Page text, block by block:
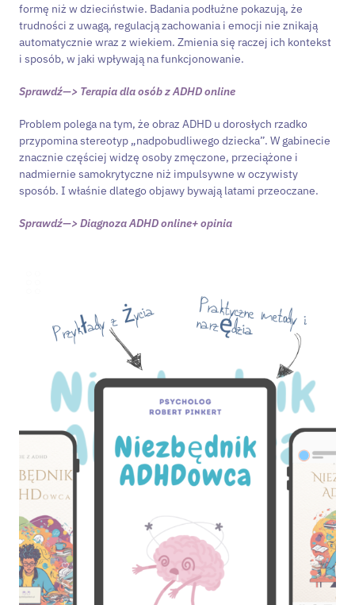
formę niż w dzieciństwie. Badania podłużne pokazują, że
trudności z uwagą, regulacją zachowania i emocji nie znikają
automatycznie wraz z wiekiem. Zmienia się raczej ich kontekst
i sposób, w jaki wpływają na funkcjonowanie.
Sprawdź—> Terapia dla osób z ADHD online
Problem polega na tym, że obraz ADHD u dorosłych rzadko
przypomina stereotyp „nadpobudliwego dziecka”. W gabinecie
znacznie częściej widzę osoby zmęczone, przeciążone i
nadmiernie samokrytyczne niż impulsywne w oczywisty
sposób. I właśnie dlatego objawy bywają latami przeoczane.
Sprawdź—> Diagnoza ADHD online+ opinia